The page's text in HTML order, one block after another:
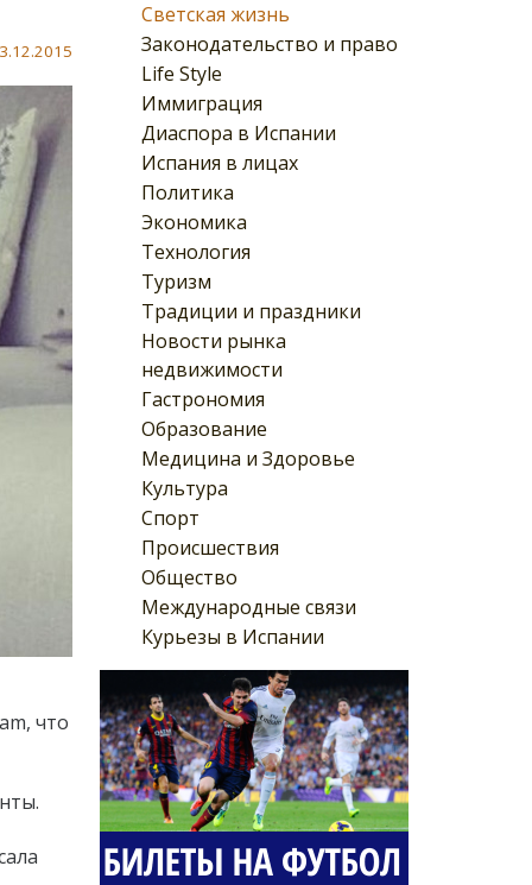
Светская жизнь
Законодательство и право
Life Style
Иммиграция
Диаспора в Испании
Испания в лицах
Политика
Экономика
Технология
Туризм
Традиции и праздники
Новости рынка
недвижимости
Гастрономия
Образование
Медицина и Здоровье
Культура
Спорт
Происшествия
Общество
Международные связи
Курьезы в Испании
что